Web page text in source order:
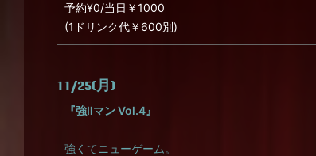
予約¥0/当日￥1000
(1ドリンク代￥600別)
11/25(月)
『強Ⅱマン Vol.4』
強くてニューゲーム。